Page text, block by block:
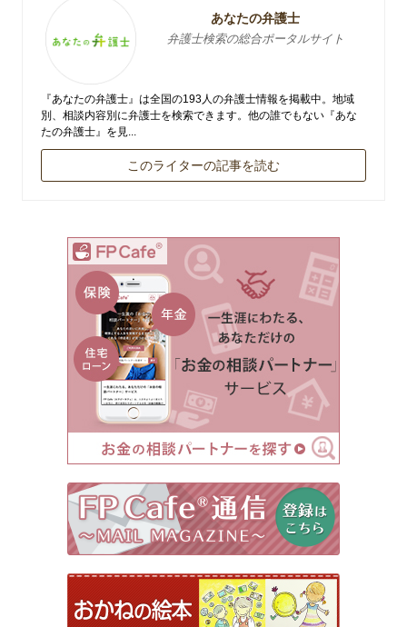
あなたの弁護士
弁護士検索の総合ポータルサイト
『あなたの弁護士』は全国の193人の弁護士情報を掲載中。地域
別、相談内容別に弁護士を検索できます。他の誰でもない『あな
たの弁護士』を見...
このライターの記事を読む